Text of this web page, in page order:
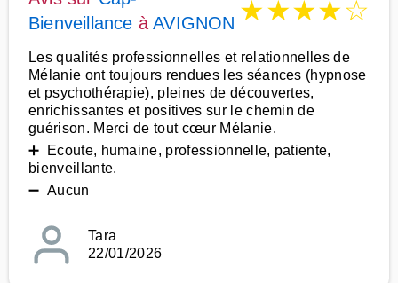
Bienveillance àAVIGNON ★★★★☆
Les qualités professionnelles et relationnelles de
Mélanie ont toujours rendues les séances (hypnose
et psychothérapie), pleines de découvertes,
enrichissantes et positives sur le chemin de
guérison. Merci de tout cœur Mélanie.
➕ Ecoute, humaine, professionnelle, patiente,
bienveillante.
➖ Aucun
Tara
22/01/2026